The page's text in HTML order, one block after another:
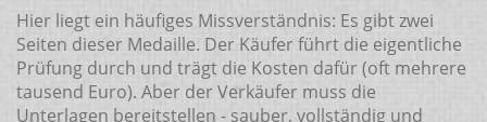
Hier liegt ein häufiges Missverständnis: Es gibt zwei
Seiten dieser Medaille. Der Käufer führt die eigentliche
Prüfung durch und trägt die Kosten dafür (oft mehrere
tausend Euro). Aber der Verkäufer muss die
Unterlagen bereitstellen - sauber, vollständig und